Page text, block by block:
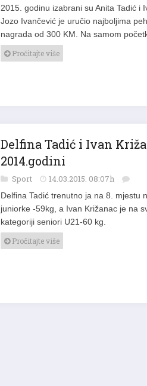
2015. godinu izabrani su Anita Tadić i
Jozo Ivančević je uručio najboljima
nagrada od 300 KM. Na samom
Pročitajte više
Delfina Tadić i Ivan
2014.godini
Sport 14.03.2015. 08:07h
Delfina Tadić trenutno ja na 8. mjestu
juniorke -59kg, a Ivan Križanac je na
kategoriji seniori U21-60 kg.
Pročitajte više